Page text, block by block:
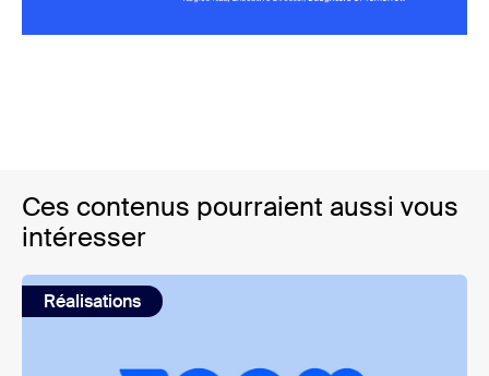
Ces contenus pourraient aussi vous
intéresser
Réalisations